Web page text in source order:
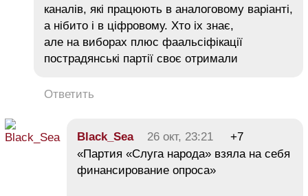
каналів, які працюють в аналоговому варіанті,
а нібито і в ціфровому. Хто іх знає,
але на виборах плюс фаальсіфікації
пострадянські партії своє отримали
Ответить
Black_Sea 26 окт, 23:21
+7
«Партия «Слуга народа» взяла на себя
финансирование опроса»